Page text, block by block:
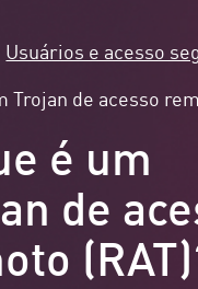
Usuários e acesso
Trojan de acesso
é um
de